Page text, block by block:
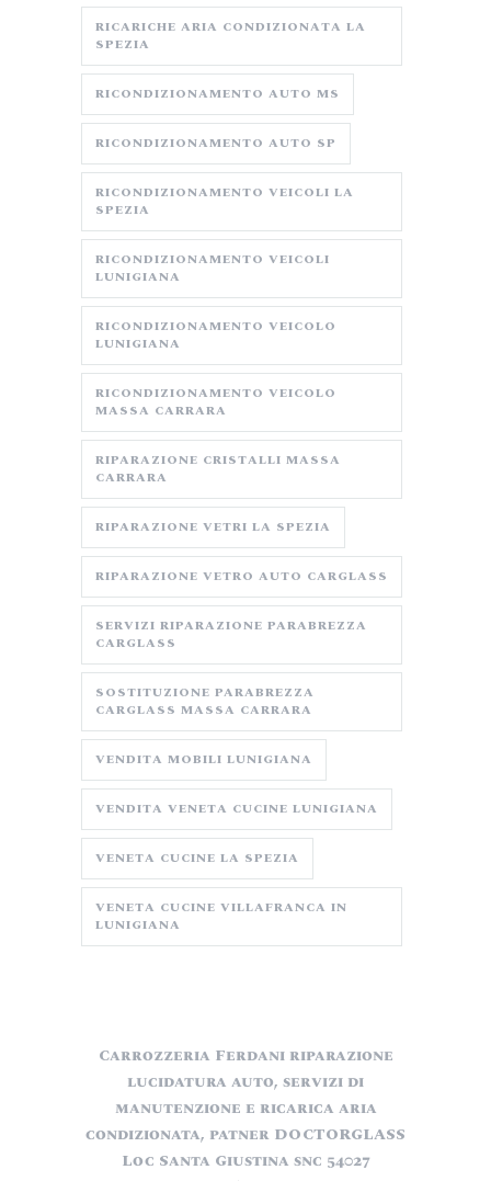
RICARICHE ARIA CONDIZIONATA LA
SPEZIA
RICONDIZIONAMENTO AUTO MS
RICONDIZIONAMENTO AUTO SP
RICONDIZIONAMENTO VEICOLI LA
SPEZIA
RICONDIZIONAMENTO VEICOLI
LUNIGIANA
RICONDIZIONAMENTO VEICOLO
LUNIGIANA
RICONDIZIONAMENTO VEICOLO
MASSA CARRARA
RIPARAZIONE CRISTALLI MASSA
CARRARA
RIPARAZIONE VETRI LA SPEZIA
RIPARAZIONE VETRO AUTO CARGLASS
SERVIZI RIPARAZIONE PARABREZZA
CARGLASS
SOSTITUZIONE PARABREZZA
CARGLASS MASSA CARRARA
VENDITA MOBILI LUNIGIANA
VENDITA VENETA CUCINE LUNIGIANA
VENETA CUCINE LA SPEZIA
VENETA CUCINE VILLAFRANCA IN
LUNIGIANA
Carrozzeria Ferdani riparazione
lucidatura auto, servizi di
manutenzione e ricarica aria
condizionata, patner DOCTORGLASS
Loc Santa Giustina snc 54027